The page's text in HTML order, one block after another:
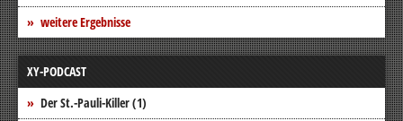
weitere Ergebnisse
XY-PODCAST
Der St.-Pauli-Killer (1)